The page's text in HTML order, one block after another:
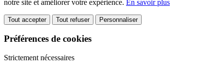
notre site et améliorer votre expérience. En savoir plus
Tout accepter Tout refuser Personnaliser
Préférences de cookies
Strictement nécessaires